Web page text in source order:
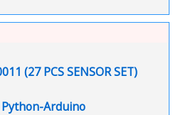
(27 PCS SENSOR SET)
URL
Arduino
File